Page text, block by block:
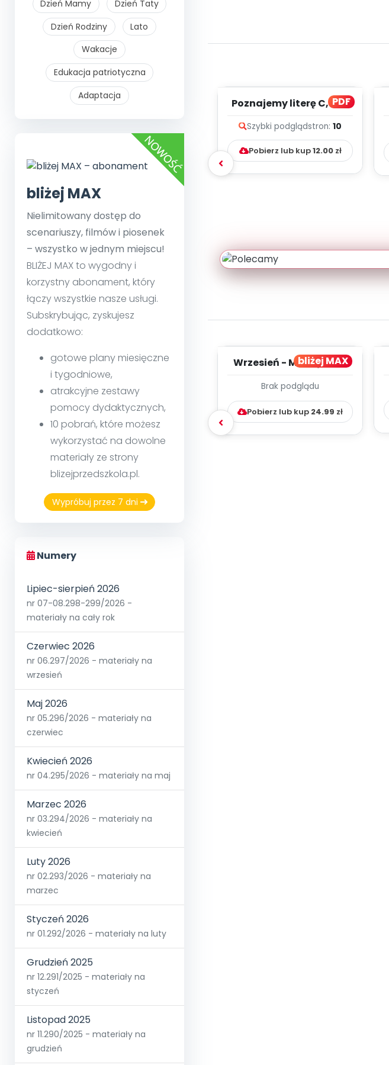
Dzień Mamy
Dzień Taty
Dzień Rodziny
Lato
Wakacje
Edukacja patriotyczna
Adaptacja
bliżej MAX
Nielimitowany dostęp do
scenariuszy, filmów i piosenek
– wszystko w jednym miejscu!
BLIŻEJ MAX to wygodny i
korzystny abonament, który
łączy wszystkie nasze usługi.
Subskrybując, zyskujesz
dodatkowo:
gotowe plany miesięczne
i tygodniowe,
atrakcyjne zestawy
pomocy dydaktycznych,
10 pobrań, które możesz
wykorzystać na dowolne
materiały ze strony
blizejprzedszkola.pl.
Wypróbuj przez 7 dni
Numery
Lipiec-sierpień 2026
nr 07-08.298-299/2026 -
materiały na cały rok
Czerwiec 2026
nr 06.297/2026 - materiały na
wrzesień
Maj 2026
nr 05.296/2026 - materiały na
czerwiec
Kwiecień 2026
nr 04.295/2026 - materiały na maj
Marzec 2026
nr 03.294/2026 - materiały na
kwiecień
Luty 2026
nr 02.293/2026 - materiały na
marzec
Styczeń 2026
nr 01.292/2026 - materiały na luty
Grudzień 2025
nr 12.291/2025 - materiały na
styczeń
Listopad 2025
nr 11.290/2025 - materiały na
grudzień
PDF
Poznajemy literę C, cz. 1
Szybki podglądstron: 10
Pobierz lub kup12.00zł
bliżej MAX
Wrzesień - MIESIĘCZNY
WYCHOWAWCZO –
DYDAKTYC...
Brak podglądu
Pobierz lub kup 24.99 zł